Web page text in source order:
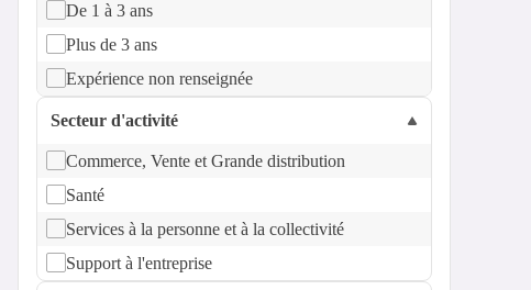
De 1 à 3 ans
Plus de 3 ans
Expérience non renseignée
Secteur d'activité
Commerce, Vente et Grande distribution
Santé
Services à la personne et à la collectivité
Support à l'entreprise